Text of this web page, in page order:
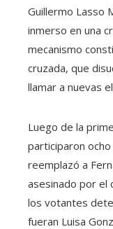
Guillermo Lasso
inmerso en una
mecanismo
cruzada, que
llamar a nuevas
Luego de la
participaron
reemplazó a
asesinado por el
los votantes
fueran Luisa